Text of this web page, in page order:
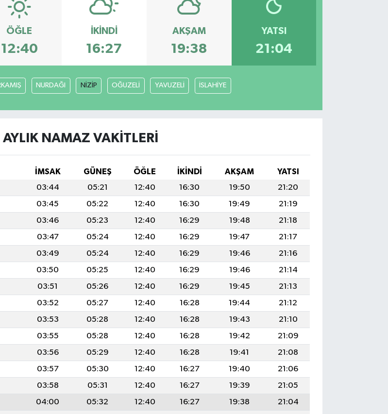
ÖĞLE
12:40
İKINDI
16:27
AKŞAM
19:38
YATSI
21:04
NURDAĞI NİZİP OĞUZELİ YAVUZELİ İSLAHİYE
AYLIK NAMAZ VAKITLERI
İMSAK GÜNEŞ ÖĞLE İKINDI AKŞAM
YATSI
03:44 05:21 12:40 16:30 19:50
21:20
03:45 05:22 12:40 16:30 19:49
21:19
03:46 05:23 12:40 16:29 19:48
21:18
03:47 05:24 12:40 16:29 19:47
21:17
03:49 05:24 12:40 16:29 19:46
21:16
03:50 05:25 12:40 16:29 19:46
21:14
03:51 05:26 12:40 16:29 19:45
21:13
03:52 05:27 12:40 16:28 19:44
21:12
03:53 05:28 12:40 16:28 19:43
21:10
03:55 05:28 12:40 16:28 19:42
21:09
03:56 05:29 12:40 16:28 19:41
21:08
03:57 05:30 12:40 16:27 19:40
21:06
03:58 05:31 12:40 16:27 19:39
21:05
04:00 05:32 12:40 16:27 19:38
21:04